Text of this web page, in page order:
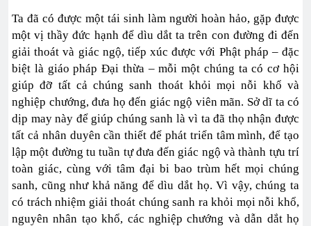
Ta đã có được một tái sinh làm người hoàn hảo, gặp được
một vị thầy đức hạnh để dìu dắt ta trên con đường đi đến
giải thoát và giác ngộ, tiếp xúc được với Phật pháp – đặc
biệt là giáo pháp Đại thừa – mỗi một chúng ta có cơ hội
giúp đỡ tất cả chúng sanh thoát khỏi mọi nỗi khổ và
nghiệp chướng, đưa họ đến giác ngộ viên mãn. Sở dĩ ta có
dịp may này để giúp chúng sanh là vì ta đã thọ nhận được
tất cả nhân duyên cần thiết để phát triển tâm mình, để tạo
lập một đường tu tuần tự đưa đến giác ngộ và thành tựu trí
toàn giác, cùng với tâm đại bi bao trùm hết mọi chúng
sanh, cũng như khả năng để dìu dắt họ. Vì vậy, chúng ta
có trách nhiệm giải thoát chúng sanh ra khỏi mọi nỗi khổ,
nguyên nhân tạo khổ, các nghiệp chướng và dẫn dắt họ